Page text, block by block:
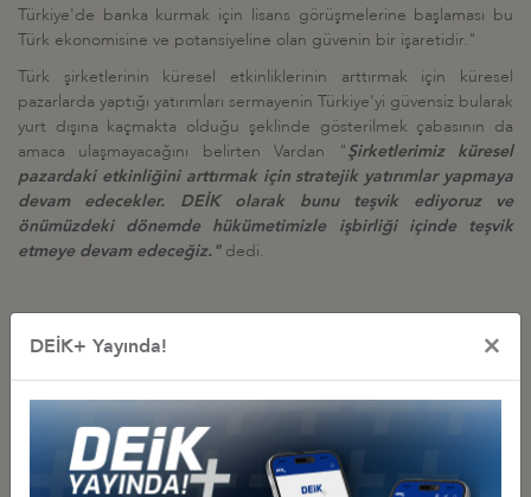
Türkiye'de banka kurmak için lisans görüşmelerine başlaması bu
Türk ekonomisine ve potansiyeline olan güvenin bir işaretidir."
Türk şirketlerinin küresel etkinliklerinin arttırmak için küresel
pazarlarda yaptığı yatırımları sermayenin Türkiye'yi güvensiz bularak
yurt dışına kaçmakta olduğu şeklinde gösterilmek çabasının da
amaca ulaşmayacağını belirten Vardan "Şirketlerimiz küresel
pazardaki etkinliğini arttırmak için stratejik yatırımlar yapmaya
devam edecekler. DEİK olarak bunu teşvik ediyoruz ve
önümüzdeki dönemde hükümetimizle işbirliği içinde teşvik
etmeye devam edeceğiz."dedi.
Büyüme performansımızın önündeki en önemli meselenin dış
talebin azalması olduğunu vurgulayan Vardan, dış talep
bağlamında ambargo sonrası İran'ın Türkiye'nin ihracatının artması
için önemli fırsatları beraberinde getirdiğini belirtti. Vardan şöyle
devam etti: "Komşumuz İran ile P5+1 arasında uzun zamandır
devam eden müzakerelerin
Kapsamlı Ortak Eylem Planı
DEİK+ Yayında! ×